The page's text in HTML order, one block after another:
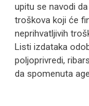
upitu se navodi
troškova koji će
neprihvatljivih
Listi izdataka
poljoprivredi,
da spomenuta